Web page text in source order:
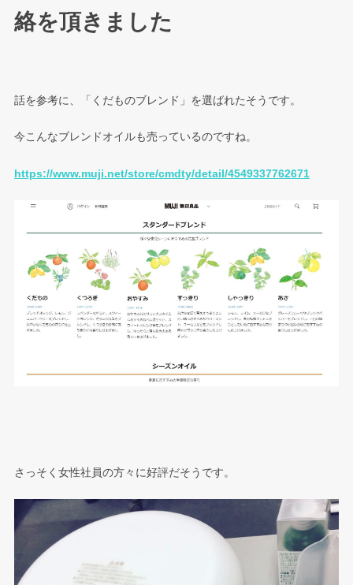
絡を頂きました
話を参考に、「くだものブレンド」を選ばれたそうです。
今こんなブレンドオイルも売っているのですね。
https://www.muji.net/store/cmdty/detail/4549337762671
さっそく女性社員の方々に好評だそうです。